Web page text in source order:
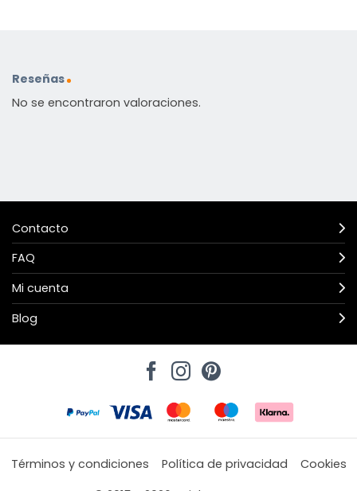
Reseñas
No se encontraron valoraciones.
Contacto
FAQ
Mi cuenta
Blog
Términos y condiciones Política de privacidad
Cookies